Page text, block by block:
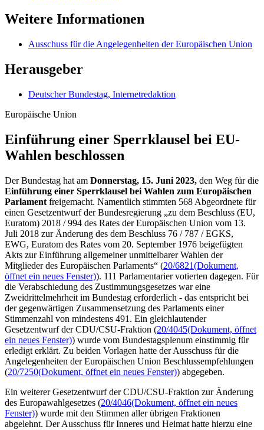
Weitere Informationen
Ausschuss für die Angelegenheiten der Europäischen Union
Herausgeber
Deutscher Bundestag, Internetredaktion
Europäische Union
Einführung einer Sperrklausel bei EU-
Wahlen beschlossen
Der Bundestag hat am Donnerstag, 15. Juni 2023, den Weg für die
Einführung einer Sperrklausel bei Wahlen zum Europäischen
Parlament freigemacht. Namentlich stimmten 568 Abgeordnete für
einen Gesetzentwurf der Bundesregierung „zu dem Beschluss (EU,
Euratom) 2018 / 994 des Rates der Europäischen Union vom 13.
Juli 2018 zur Änderung des dem Beschluss 76 / 787 / EGKS,
EWG, Euratom des Rates vom 20. September 1976 beigefügten
Akts zur Einführung allgemeiner unmittelbarer Wahlen der
Mitglieder des Europäischen Parlaments“ (20/6821(Dokument,
öffnet ein neues Fenster)). 111 Parlamentarier votierten dagegen. Für
die Verabschiedung des Zustimmungsgesetzes war eine
Zweidrittelmehrheit im Bundestag erforderlich - das entspricht bei
der gegenwärtigen Zusammensetzung des Parlaments einer
Stimmenzahl von mindestens 491. Ein gleichlautender
Gesetzentwurf der CDU/CSU-Fraktion (20/4045(Dokument, öffnet
ein neues Fenster)) wurde vom Bundestagsplenum einstimmig für
erledigt erklärt. Zu beiden Vorlagen hatte der Ausschuss für die
Angelegenheiten der Europäischen Union Beschlussempfehlungen
(20/7250(Dokument, öffnet ein neues Fenster)) abgegeben.
Ein weiterer Gesetzentwurf der CDU/CSU-Fraktion zur Änderung
des Europawahlgesetzes (20/4046(Dokument, öffnet ein neues
Fenster)) wurde mit den Stimmen aller übrigen Fraktionen
abgelehnt. Der Ausschuss für Inneres und Heimat hatte hierzu eine